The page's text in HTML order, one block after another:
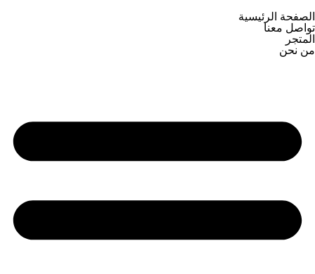
الصفحة الرئيسية
تواصل معنا
المتجر
من نحن